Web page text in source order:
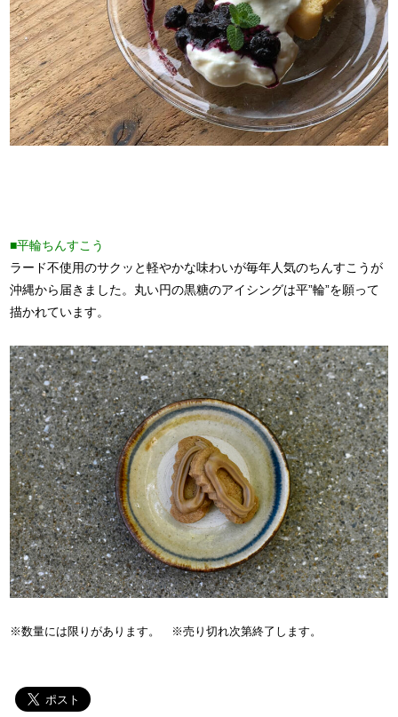
■平輪ちんすこう
ラード不使用のサクッと軽やかな味わいが毎年人気のちんすこうが
沖縄から届きました。丸い円の黒糖のアイシングは平”輪”を願って
描かれています。
※数量には限りがあります。 ※売り切れ次第終了します。